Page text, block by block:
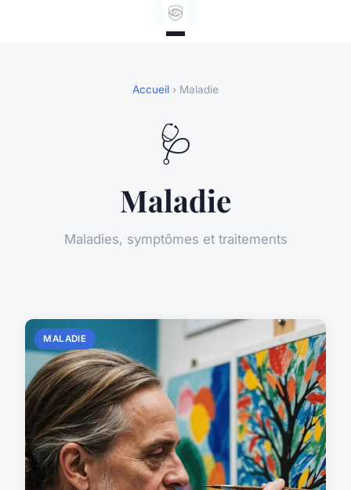
Accueil › Maladie
🩺
Maladie
Maladies, symptômes et traitements
MALADIE